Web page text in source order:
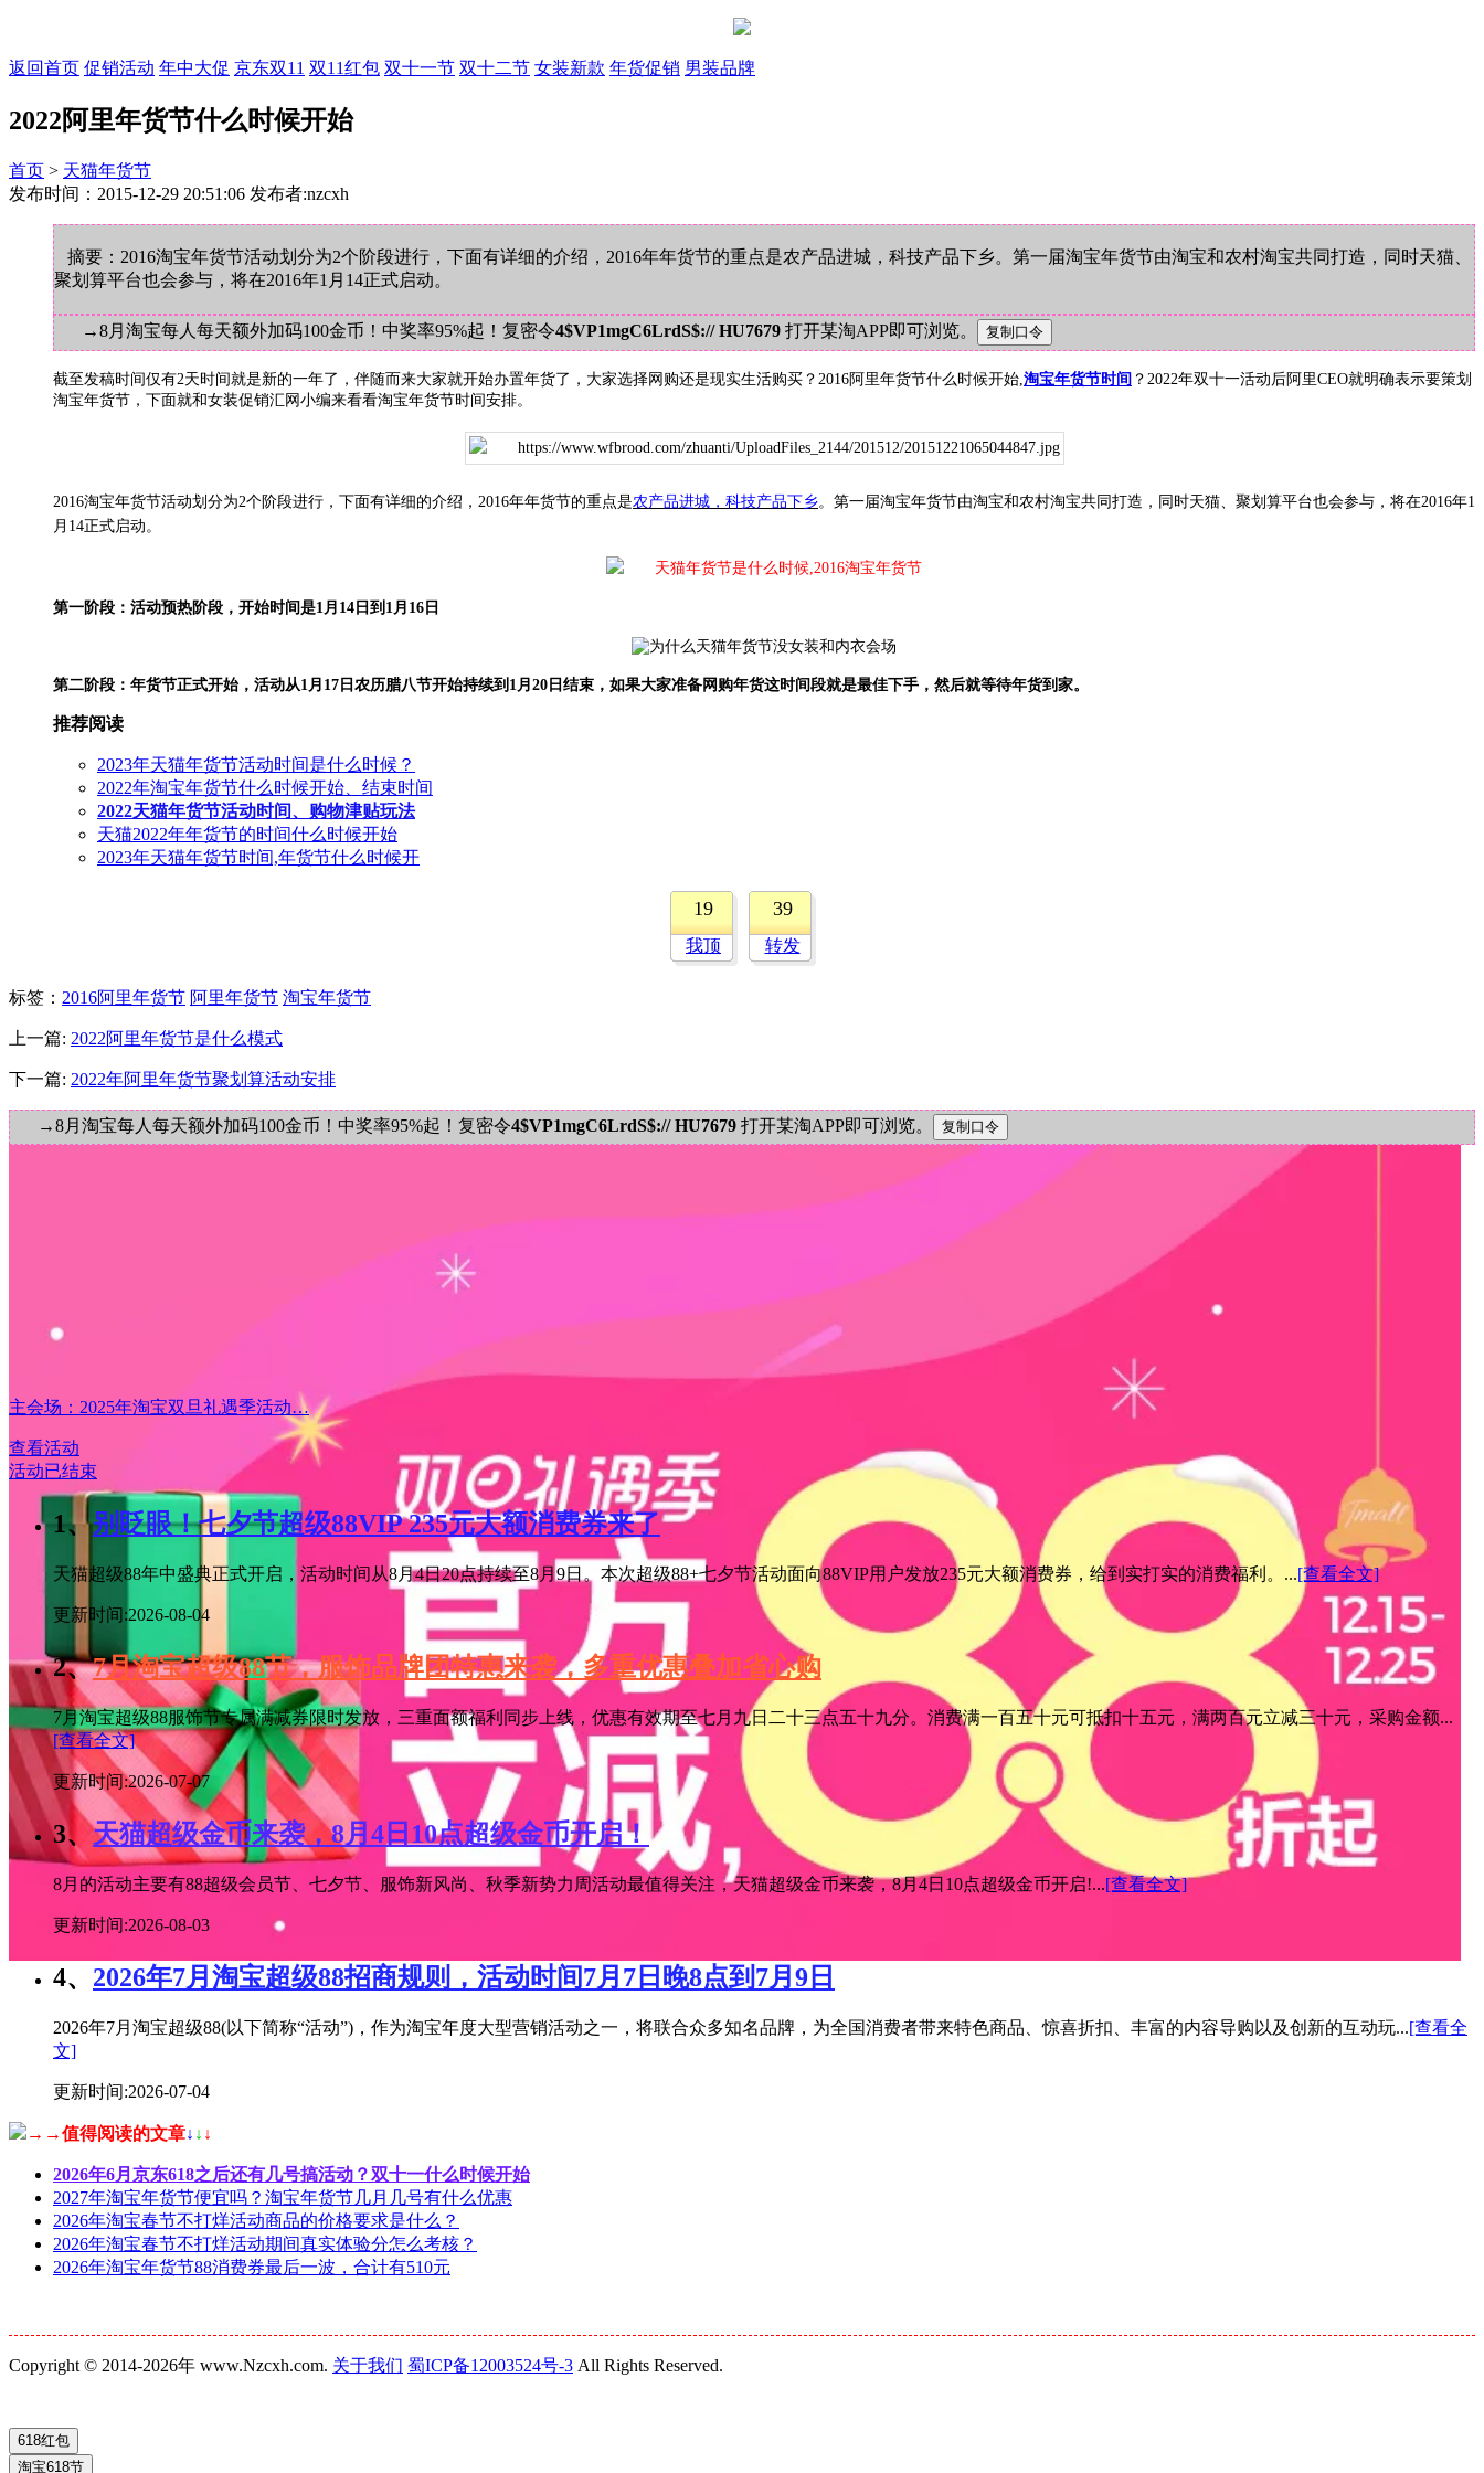
返回首页 促销活动 年中大促 京东双11 双11红包 双十一节 双十二节 女装新款 年货促销 男装品牌
2022阿里年货节什么时候开始
首页 > 天猫年货节
发布时间：2015-12-29 20:51:06 发布者:nzcxh
摘要：2016淘宝年货节活动划分为2个阶段进行，下面有详细的介绍，2016年年货节的重点是农产品进城，科技产品下乡。第一届淘宝年货节由淘宝和农村淘宝共同打造，同时天猫、
聚划算平台也会参与，将在2016年1月14正式启动。
→8月淘宝每人每天额外加码100金币！中奖率95%起！复密令4$VP1mgC6LrdS$:// HU7679 打开某淘APP即可浏览。
截至发稿时间仅有2天时间就是新的一年了，伴随而来大家就开始办置年货了，大家选择网购还是现实生活购买？2016阿里年货节什么时候开始, 淘宝年货节时间 ？2022年双十一活动后阿里CEO就明确表示要策划
淘宝年货节，下面就和女装促销汇网小编来看看淘宝年货节时间安排。
2016淘宝年货节活动划分为2个阶段进行，下面有详细的介绍，2016年年货节的重点是农产品进城，科技产品下乡。第一届淘宝年货节由淘宝和农村淘宝共同打造，同时天猫、聚划算平台也会参与，将在2016年1
月14正式启动。
第一阶段：活动预热阶段，开始时间是1月14日到1月16日
第二阶段：年货节正式开始，活动从1月17日农历腊八节开始持续到1月20日结束，如果大家准备网购年货这时间段就是最佳下手，然后就等待年货到家。
推荐阅读
2023年天猫年货节活动时间是什么时候？
2022年淘宝年货节什么时候开始、结束时间
2022天猫年货节活动时间、购物津贴玩法
天猫2022年年货节的时间什么时候开始
2023年天猫年货节时间,年货节什么时候开
19
我顶
39
转发
标签 ： 2016阿里年货节 阿里年货节 淘宝年货节
上一篇: 2022阿里年货节是什么模式
下一篇: 2022年阿里年货节聚划算活动安排
→8月淘宝每人每天额外加码100金币！中奖率95%起！复密令4$VP1mgC6LrdS$:// HU7679 打开某淘APP即可浏览。
主会场：2025年淘宝双旦礼遇季活动…
查看活动
活动已结束
1、别眨眼！七夕节超级88VIP 235元大额消费券来了
天猫超级88年中盛典正式开启，活动时间从8月4日20点持续至8月9日。本次超级88+七夕节活动面向88VIP用户发放235元大额消费券，给到实打实的消费福利。...[查看全文]
更新时间:2026-08-04
2、7月淘宝超级88节，服饰品牌团特惠来袭，多重优惠叠加省心购
7月淘宝超级88服饰节专属满减券限时发放，三重面额福利同步上线，优惠有效期至七月九日二十三点五十九分。消费满一百五十元可抵扣十五元，满两百元立减三十元，采购金额...
[查看全文]
更新时间:2026-07-07
3、天猫超级金币来袭，8月4日10点超级金币开启！
8月的活动主要有88超级会员节、七夕节、服饰新风尚、秋季新势力周活动最值得关注，天猫超级金币来袭，8月4日10点超级金币开启!...[查看全文]
更新时间:2026-08-03
4、 2026年7月淘宝超级88招商规则，活动时间7月7日晚8点到7月9日
2026年7月淘宝超级88(以下简称“活动”)，作为淘宝年度大型营销活动之一，将联合众多知名品牌，为全国消费者带来特色商品、惊喜折扣、丰富的内容导购以及创新的互动玩...[查看全
文]
更新时间:2026-07-04
→→值得阅读的文章↓ ↓ ↓
2026年6月京东618之后还有几号搞活动？双十一什么时候开始
2027年淘宝年货节便宜吗？淘宝年货节几月几号有什么优惠
2026年淘宝春节不打烊活动商品的价格要求是什么？
2026年淘宝春节不打烊活动期间真实体验分怎么考核？
2026年淘宝年货节88消费券最后一波，合计有510元
Copyright © 2014-2026年 www.Nzcxh.com. 关于我们 蜀ICP备12003524号-3 All Rights Reserved.